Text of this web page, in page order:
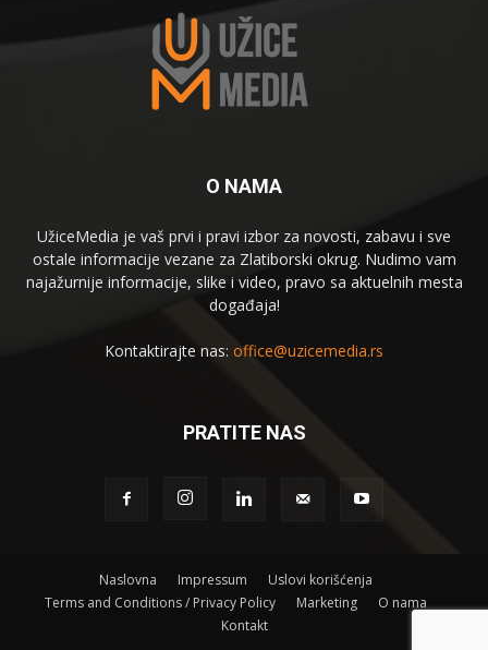
O NAMA
UžiceMedia je vaš prvi i pravi izbor za novosti, zabavu i sve
ostale informacije vezane za Zlatiborski okrug. Nudimo vam
najažurnije informacije, slike i video, pravo sa aktuelnih mesta
događaja!
Kontaktirajte nas: office@uzicemedia.rs
PRATITE NAS
Naslovna Impressum
Uslovi korišćenja
Terms and Conditions / Privacy Policy
Marketing
O nama
Kontakt